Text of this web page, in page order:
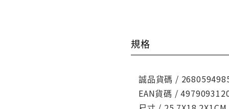
規格
誠品貨碼 /
EAN貨碼 /